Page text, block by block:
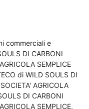
commerciali e
DI CARBONI
SEMPLICE
di WILD SOULS DI
AGRICOLA
DI CARBONI
SEMPLICE,